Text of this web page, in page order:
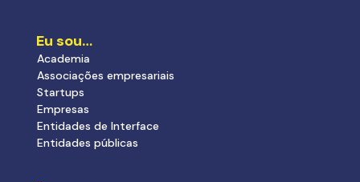
Eu sou…
Academia
Associações empresariais
Startups
Empresas
Entidades de Interface
Entidades públicas